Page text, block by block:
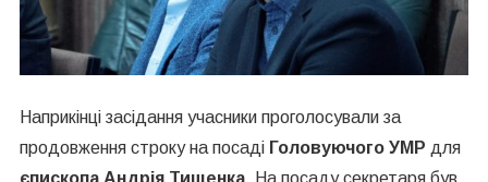
Наприкінці засідання учасники проголосували за
продовження строку на посаді Головуючого УМР для
єпископа Андрія Тищенка. На посаду секретаря був